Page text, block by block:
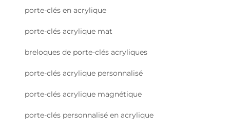
porte-clés en acrylique
porte-clés acrylique mat
breloques de porte-clés acryliques
porte-clés acrylique personnalisé
porte-clés acrylique magnétique
porte-clés personnalisé en acrylique